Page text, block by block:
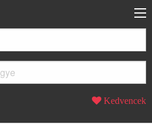
Kedvencek